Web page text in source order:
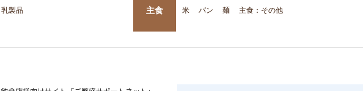
乳製品 主食 米 パン 麺 主食：その他